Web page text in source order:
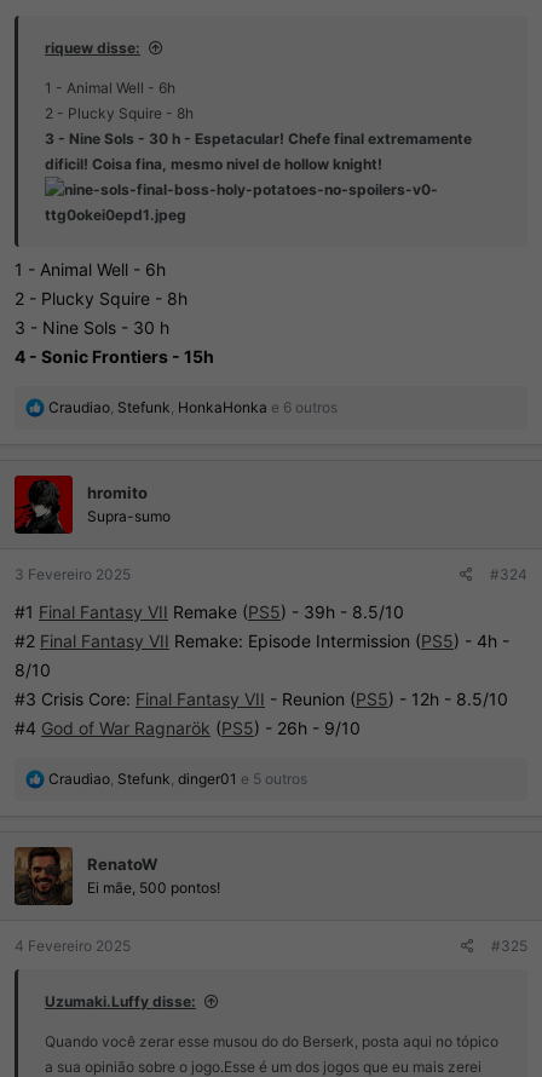
riquew disse:
1 - Animal Well - 6h
2 - Plucky Squire - 8h
3 - Nine Sols - 30 h - Espetacular! Chefe final extremamente
dificil! Coisa fina, mesmo nivel de hollow knight!
1 - Animal Well - 6h
2 - Plucky Squire - 8h
3 - Nine Sols - 30 h
4 - Sonic Frontiers - 15h
R
ç
õ
e
s
Craudiao, Stefunk, HonkaHonka e 6 outros
hromito
Supra-sumo
3 Fevereiro 2025 #324
#1 Final Fantasy VII Remake (PS5) - 39h - 8.5/10
#2 Final Fantasy VII Remake: Episode Intermission (PS5) - 4h -
8/10
#3 Crisis Core: Final Fantasy VII - Reunion (PS5) - 12h - 8.5/10
#4 God of War Ragnarök (PS5) - 26h - 9/10
R
ç
õ
e
s
Craudiao, Stefunk, dinger01 e 5 outros
RenatoW
Ei mãe, 500 pontos!
4 Fevereiro 2025 #325
Uzumaki.Luffy disse:
Quando você zerar esse musou do do Berserk, posta aqui no tópico
a sua opinião sobre o jogo.Esse é um dos jogos que eu mais zerei